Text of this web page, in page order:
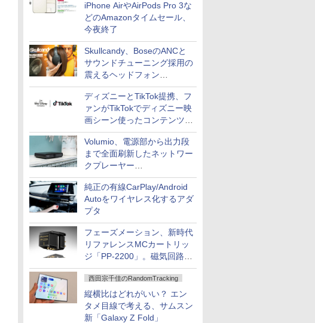
iPhone AirやAirPods Pro 3な
どのAmazonタイムセール、
今夜終了
Skullcandy、BoseのANCと
サウンドチューニング採用の
震えるヘッドフォン
「Crusher 1080 ANC」
ディズニーとTikTok提携、フ
ァンがTikTokでディズニー映
画シーン使ったコンテンツ制
作、Disney+にも配信
Volumio、電源部から出力段
まで全面刷新したネットワー
クプレーヤー
「Primo（2026）」
純正の有線CarPlay/Android
Autoをワイヤレス化するアダ
プタ
フェーズメーション、新時代
リファレンスMCカートリッ
ジ「PP-2200」。磁気回路や
ハウジングを根本から見直し
西田宗千佳のRandomTracking
縦横比はどれがいい？ エン
タメ目線で考える、サムスン
新「Galaxy Z Fold」